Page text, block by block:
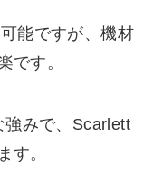
能ですが、機材
です。
強みで、Scarlett
す。